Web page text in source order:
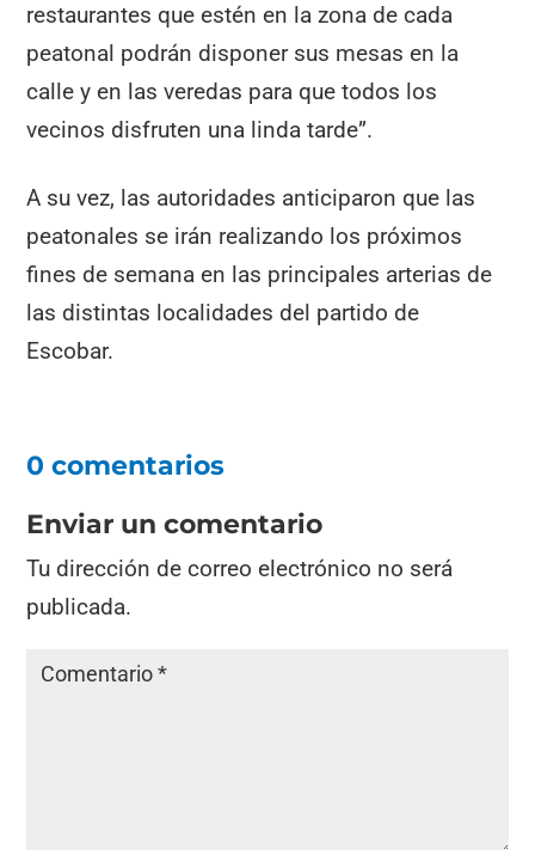
restaurantes que estén en la zona de cada
peatonal podrán disponer sus mesas en la
calle y en las veredas para que todos los
vecinos disfruten una linda tarde”.
A su vez, las autoridades anticiparon que las
peatonales se irán realizando los próximos
fines de semana en las principales arterias de
las distintas localidades del partido de
Escobar.
0 comentarios
Enviar un comentario
Tu dirección de correo electrónico no será
publicada.